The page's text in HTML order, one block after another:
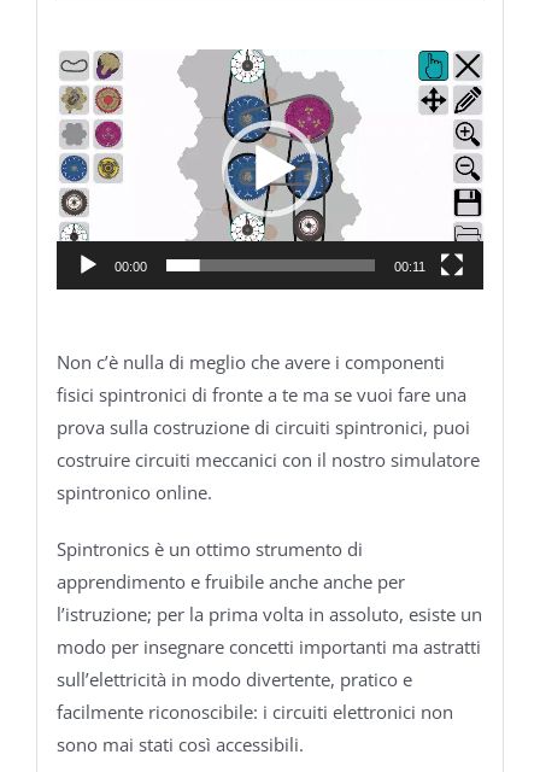
Video
Player
00:00 00:11
Non c’è nulla di meglio che avere i componenti
fisici spintronici di fronte a te ma se vuoi fare una
prova sulla costruzione di circuiti spintronici, puoi
costruire circuiti meccanici con il nostro simulatore
spintronico online.
Spintronics è un ottimo strumento di
apprendimento e fruibile anche anche per
l’istruzione; per la prima volta in assoluto, esiste un
modo per insegnare concetti importanti ma astratti
sull’elettricità in modo divertente, pratico e
facilmente riconoscibile: i circuiti elettronici non
sono mai stati così accessibili.